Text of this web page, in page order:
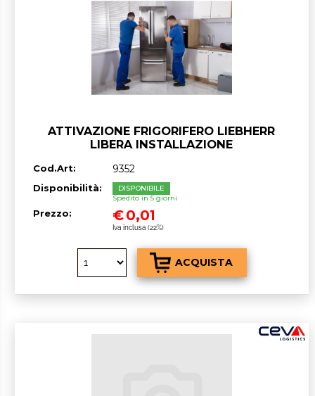
ATTIVAZIONE FRIGORIFERO LIEBHERR
LIBERA INSTALLAZIONE
Cod.Art: 9352
Disponibilità:
DISPONIBILE
Spedito in 5 giorni
Prezzo: €0,01
Iva inclusa (22%)